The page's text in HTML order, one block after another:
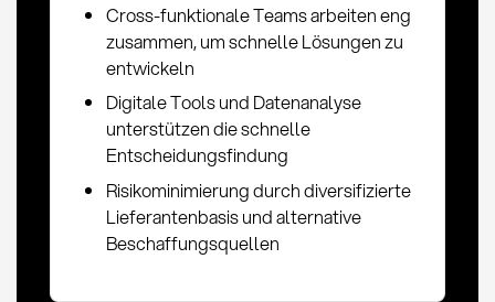
Cross-funktionale Teams arbeiten eng
zusammen, um schnelle Lösungen zu
entwickeln
Digitale Tools und Datenanalyse
unterstützen die schnelle
Entscheidungsfindung
Risikominimierung durch diversifizierte
Lieferantenbasis und alternative
Beschaffungsquellen